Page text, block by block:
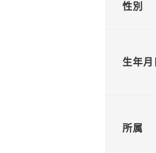
性別
生年月
所属